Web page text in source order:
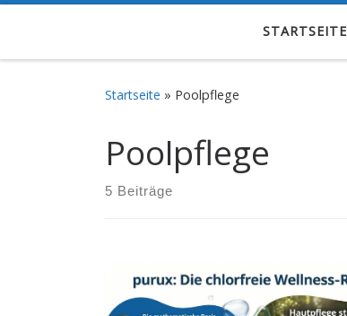
STARTSEITE
Startseite » Poolpflege
Poolpflege
5 Beiträge